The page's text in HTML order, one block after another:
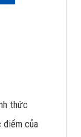
thức
điểm của